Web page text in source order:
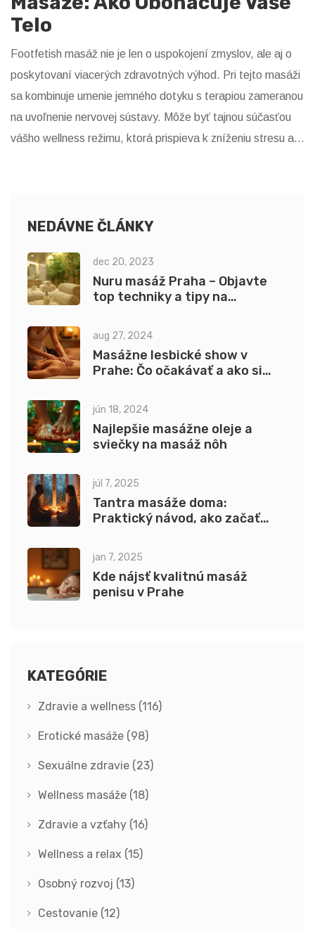
Telo
Footfetish masáž nie je len o uspokojení zmyslov, ale aj o
poskytovaní viacerých zdravotných výhod. Pri tejto masáži
sa kombinuje umenie jemného dotyku s terapiou zameranou
na uvoľnenie nervovej sústavy. Môže byť tajnou súčasťou
vášho wellness režimu, ktorá prispieva k zníženiu stresu a
ovplyvňuje telo a ako ju možno začleniť do vášho
NEDÁVNE ČLÁNKY
dec 20, 2023
Nuru masáž Praha – Objavte
top techniky a tipy na
aug 27, 2024
Masážne lesbické show v
Prahe: Čo očakávať a ako si
jún 18, 2024
Najlepšie masážne oleje a
sviečky na masáž nôh
júl 7, 2025
Tantra masáže doma:
Praktický návod, ako začať
jan 7, 2025
Kde nájsť kvalitnú masáž
penisu v Prahe
KATEGÓRIE
Zdravie a wellness (116)
Erotické masáže (98)
Sexuálne zdravie (23)
Wellness masáže (18)
Zdravie a vzťahy (16)
Wellness a relax (15)
Osobný rozvoj (13)
Cestovanie (12)